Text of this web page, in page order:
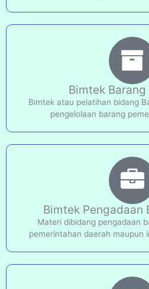
Bimtek
Bimtek atau pelatihan bidang
pengelolaan barang
Bimtek Pengadaan
Materi dibidang pengadaan
pemerintahan daerah maupun